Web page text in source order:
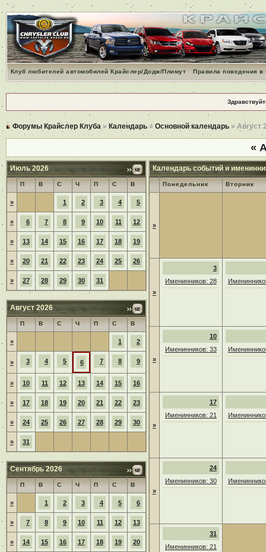
Клуб любителей автомобилей Крайслер/Додж/Плимут Правила поведения
Форумы Крайслер Клуба » Календарь» Основной календарь» Август
«
Июль 2026
П В С Ч П С В
» 1 2 3 4 5
» 6 7 8 9 10 11 12
» 13 14 15 16 17 18 19
» 20 21 22 23 24 25 26
» 27 28 29 30 31
Август 2026
П В С Ч П С В
» 1 2
» 3 4 5 6 7 8 9
» 10 11 12 13 14 15 16
» 17 18 19 20 21 22 23
» 24 25 26 27 28 29 30
» 31
Сентябрь 2026
П В С Ч П С В
» 1 2 3 4 5 6
» 7 8 9 10 11 12 13
» 14 15 16 17 18 19 20
Календарь событий и
Понедельник Вторник
»
»
3
Именинников: 28
»
10
Именинников: 33
»
17
Именинников: 21
»
24
Именинников: 30
31
Именинников: 21